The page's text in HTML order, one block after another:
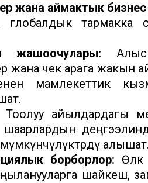
аймактык бизнес
тармакка
жашоочулары:
жана чек арага
мамлекеттик
Тоолуу айылдардагы
шаарлардын
алышат.
борборлор:
шайкеш,